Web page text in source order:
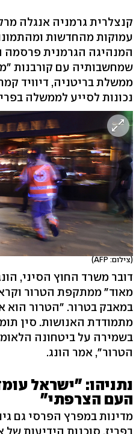
קנצלרית גרמניה אנגלה
עמוקות מהחדשות
המנהיגה הגרמנית
שמחשבותיה עם קורבנות
ממשלת בריטניה, דיוויד
נכונות לסייע לממשלה
(צילום: AFP)
דובר משרד החוץ הסיני,
מאוד" ממתקפת הטרור
במאבק בטרור. "הטרור
מתמודדת האנושות. סין
בשמירה על ביטחונה
הטרור", אמר הונג.
נתניהו: "ישראל
העם הצרפתי"
מדינות במפרץ הפרסי גם